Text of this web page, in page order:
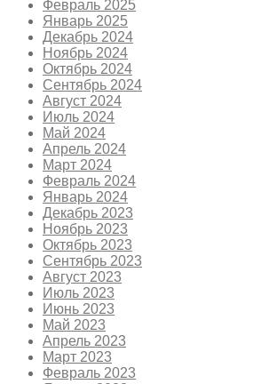
Февраль 2025
Январь 2025
Декабрь 2024
Ноябрь 2024
Октябрь 2024
Сентябрь 2024
Август 2024
Июль 2024
Май 2024
Апрель 2024
Март 2024
Февраль 2024
Январь 2024
Декабрь 2023
Ноябрь 2023
Октябрь 2023
Сентябрь 2023
Август 2023
Июль 2023
Июнь 2023
Май 2023
Апрель 2023
Март 2023
Февраль 2023